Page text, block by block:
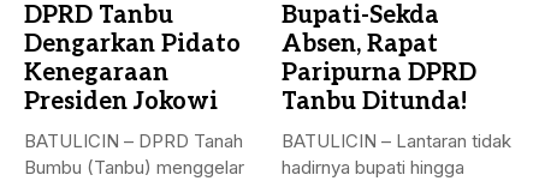
DPRD Tanbu
Dengarkan Pidato
Kenegaraan
Presiden Jokowi
BATULICIN – DPRD Tanah
Bumbu (Tanbu) menggelar
Bupati-Sekda
Absen, Rapat
Paripurna DPRD
Tanbu Ditunda!
BATULICIN – Lantaran tidak
hadirnya bupati hingga